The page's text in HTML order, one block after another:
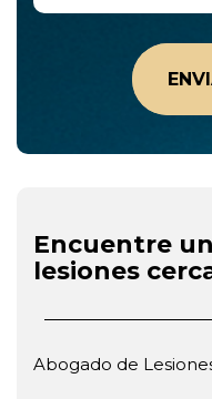
Encuentre
lesiones
Abogado de